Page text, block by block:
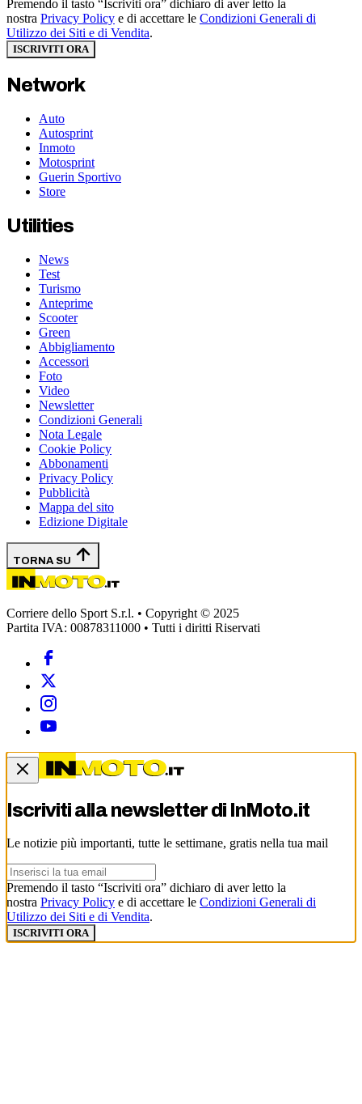
Premendo il tasto “Iscriviti ora” dichiaro di aver letto la
nostra Privacy Policy e di accettare le Condizioni Generali di
Utilizzo dei Siti e di Vendita.
ISCRIVITI ORA
Network
Auto
Autosprint
Inmoto
Motosprint
Guerin Sportivo
Store
Utilities
News
Test
Turismo
Anteprime
Scooter
Green
Abbigliamento
Accessori
Foto
Video
Newsletter
Condizioni Generali
Nota Legale
Cookie Policy
Abbonamenti
Privacy Policy
Pubblicità
Mappa del sito
Edizione Digitale
TORNA SU
Corriere dello Sport S.r.l. • Copyright © 2025
Partita IVA: 00878311000 • Tutti i diritti Riservati
Iscriviti alla newsletter di InMoto.it
Le notizie più importanti, tutte le settimane, gratis nella tua mail
Premendo il tasto “Iscriviti ora” dichiaro di aver letto la
nostra Privacy Policy e di accettare le Condizioni Generali di
Utilizzo dei Siti e di Vendita.
ISCRIVITI ORA